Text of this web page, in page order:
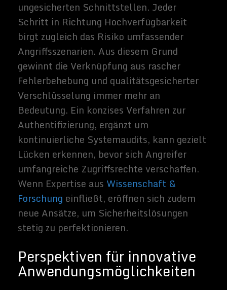
In einer Epoche, in der physische und
virtuelle Realitäten mehr und mehr
verschmelzen, gewinnt die digitale
Identität eine noch substanziellere Rolle.
Interaktive 3D-Plattformen, holografische
Darstellungen oder weitreichende
Augmented-Reality-Projekte erschaffen
hybride Erlebniswelten, in denen Menschen
über digitale Avatare agieren und parallel
in virtuellen Arbeitsräumen kooperieren.
Zutrittskontrollen könnten hierbei
vollständig automatisiert erfolgen, indem
Körpersensoren und digitale Ausweise
nahtlos miteinander interagieren.
Sensorische Applikationen, die Vitaldaten
überwachen, liefern ergänzende Faktoren
zur Identifikation und ermöglichen ein
Höchstmaß an Personalisierung. Dies führt
allerdings zu komplexen ethischen
Fragestellungen: Werden Nutzerdaten in
solchen Szenarien zu einer
allgegenwärtigen Ressource, deren Schutz
Mit jedem technologischen Fortschritt
ergeben sich neue Rahmenbedingungen, die